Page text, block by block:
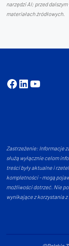
narzędzi AI; przed
materiałach źródłowych.
Facebook
LinkedIn
YouTube
Zastrzeżenie: Informacje
służą wyłącznie celom
treści były aktualne i
kompletności - mogą
możliwości dotrzeć. Nie
wynikające z korzystania